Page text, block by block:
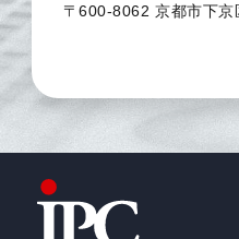
〒600-8062 京都市下京